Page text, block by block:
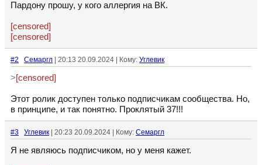
Пардону прошу, у кого аллергия на ВК.
[censored]
[censored]
#2 Семаргл | 20:13 20.09.2024 | Кому: Углевик
>[censored]
Этот ролик доступен только подписчикам сообщества. Но,
в принципе, и так понятно. Проклятый 37!!!
#3 Углевик | 20:23 20.09.2024 | Кому: Семаргл
Я не являюсь подписчиком, но у меня кажет.